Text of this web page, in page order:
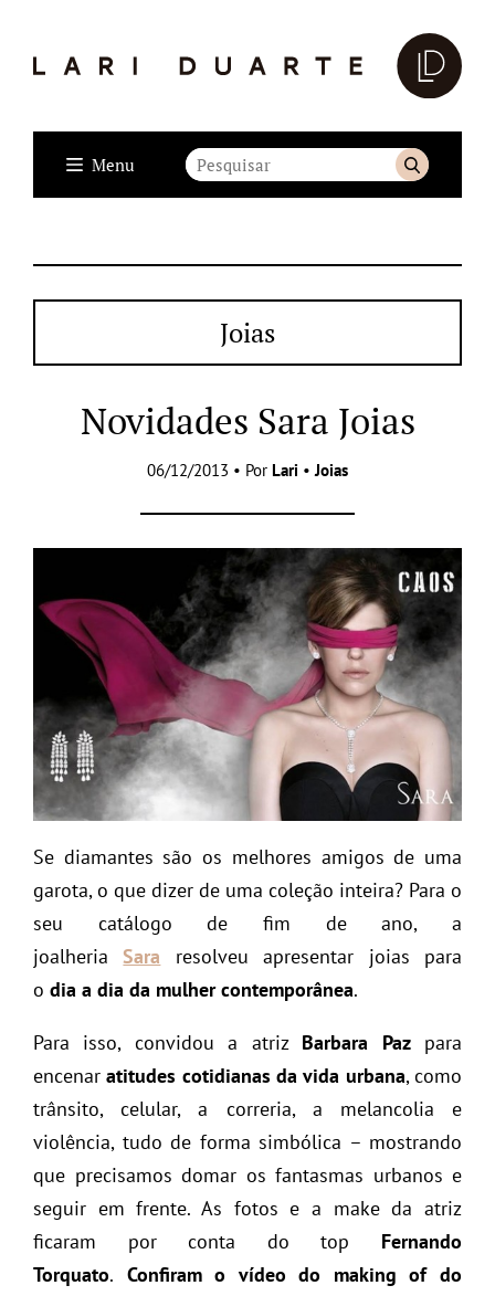
Menu
Joias
Novidades Sara Joias
06/12/2013 • Por Lari • Joias
Se diamantes são os melhores amigos de uma
garota, o que dizer de uma coleção inteira? Para o
seu catálogo de fim de ano, a
joalheria Sara resolveu apresentar joias para
o dia a dia da mulher contemporânea.
Para isso, convidou a atriz Barbara Pazpara
encenaratitudes cotidianas da vida urbana, como
trânsito, celular, a correria, a melancolia e
violência, tudo de forma simbólica – mostrando
que precisamos domar os fantasmas urbanos e
seguir em frente. As fotos e a make da atriz
ficaram por conta do top Fernando
Torquato. Confiram o vídeo do making of do